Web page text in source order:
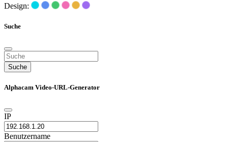
Design:
Suche
Suche
Alphacam Video-URL-Generator
IP
Benutzername